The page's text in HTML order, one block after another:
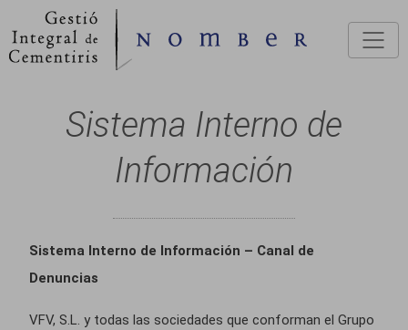
Sistema Interno de
Información
Sistema Interno de Información – Canal de
Denuncias
VFV, S.L. y todas las sociedades que conforman el Grupo